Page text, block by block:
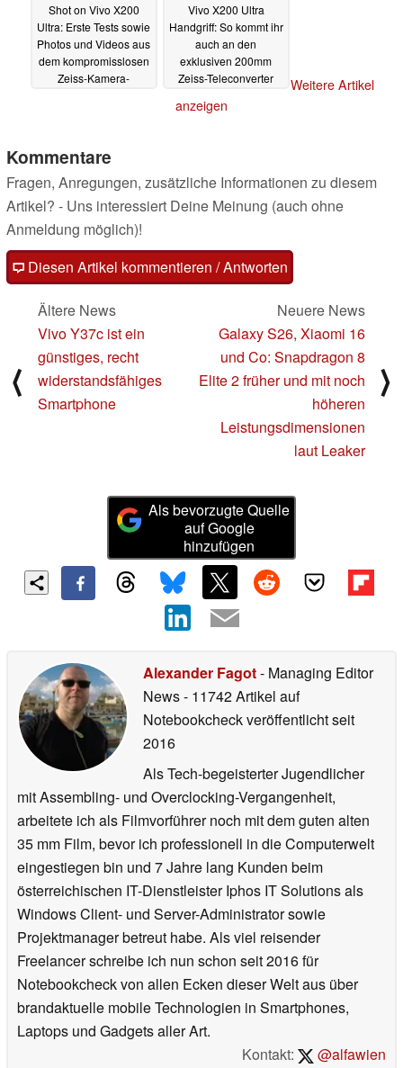
Shot on Vivo X200
Ultra: Erste Tests sowie
Photos und Videos aus
dem kompromisslosen
Zeiss-Kamera-
Vivo X200 Ultra
Handgriff: So kommt ihr
auch an den
exklusiven 200mm
Zeiss-Teleconverter
Kit27.04.2025
Weitere Artikel
anzeigen
Kommentare
Fragen, Anregungen, zusätzliche Informationen zu diesem
Artikel? - Uns interessiert Deine Meinung (auch ohne
Anmeldung möglich)!
Diesen Artikel kommentieren / Antworten
⟨
Ältere News
Vivo Y37c ist ein
günstiges, recht
widerstandsfähiges
Smartphone
Neuere News
Galaxy S26, Xiaomi 16
und Co: Snapdragon 8
Elite 2 früher und mit noch
höheren
Leistungsdimensionen
laut Leaker
⟩
Als bevorzugte Quelle
auf Google
hinzufügen
Alexander Fagot- Managing Editor
News- 11742 Artikel auf
Notebookcheck veröffentlichtseit
2016
Als Tech-begeisterter Jugendlicher
mit Assembling- und Overclocking-Vergangenheit,
arbeitete ich als Filmvorführer noch mit dem guten alten
35 mm Film, bevor ich professionell in die Computerwelt
eingestiegen bin und 7 Jahre lang Kunden beim
österreichischen IT-Dienstleister Iphos IT Solutions als
Windows Client- und Server-Administrator sowie
Projektmanager betreut habe. Als viel reisender
Freelancer schreibe ich nun schon seit 2016 für
Notebookcheck von allen Ecken dieser Welt aus über
brandaktuelle mobile Technologien in Smartphones,
Laptops und Gadgets aller Art.
Kontakt:
@alfawien